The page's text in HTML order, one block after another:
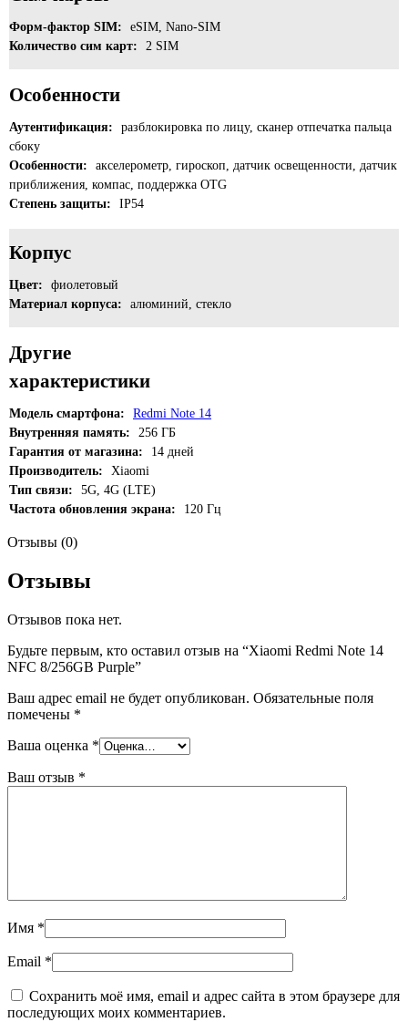
Форм-фактор SIM:
eSIM, Nano-SIM
Количество сим карт:
2 SIM
Особенности
Аутентификация:
разблокировка по лицу, сканер отпечатка пальца
сбоку
Особенности:
акселерометр, гироскоп, датчик освещенности, датчик
приближения, компас, поддержка OTG
Степень защиты:
IP54
Корпус
Цвет:
фиолетовый
Материал корпуса:
алюминий, стекло
Другие
характеристики
Модель смартфона:
Redmi Note 14
Внутренняя память:
256 ГБ
Гарантия от магазина:
14 дней
Производитель:
Xiaomi
Тип связи:
5G, 4G (LTE)
Частота обновления экрана:
120 Гц
Отзывы (0)
Отзывы
Отзывов пока нет.
Будьте первым, кто оставил отзыв на “Xiaomi Redmi Note 14
NFC 8/256GB Purple”
Ваш адрес email не будет опубликован. Обязательные поля
помечены *
Ваша оценка *
Ваш отзыв *
Имя *
Email *
Сохранить моё имя, email и адрес сайта в этом браузере для
последующих моих комментариев.